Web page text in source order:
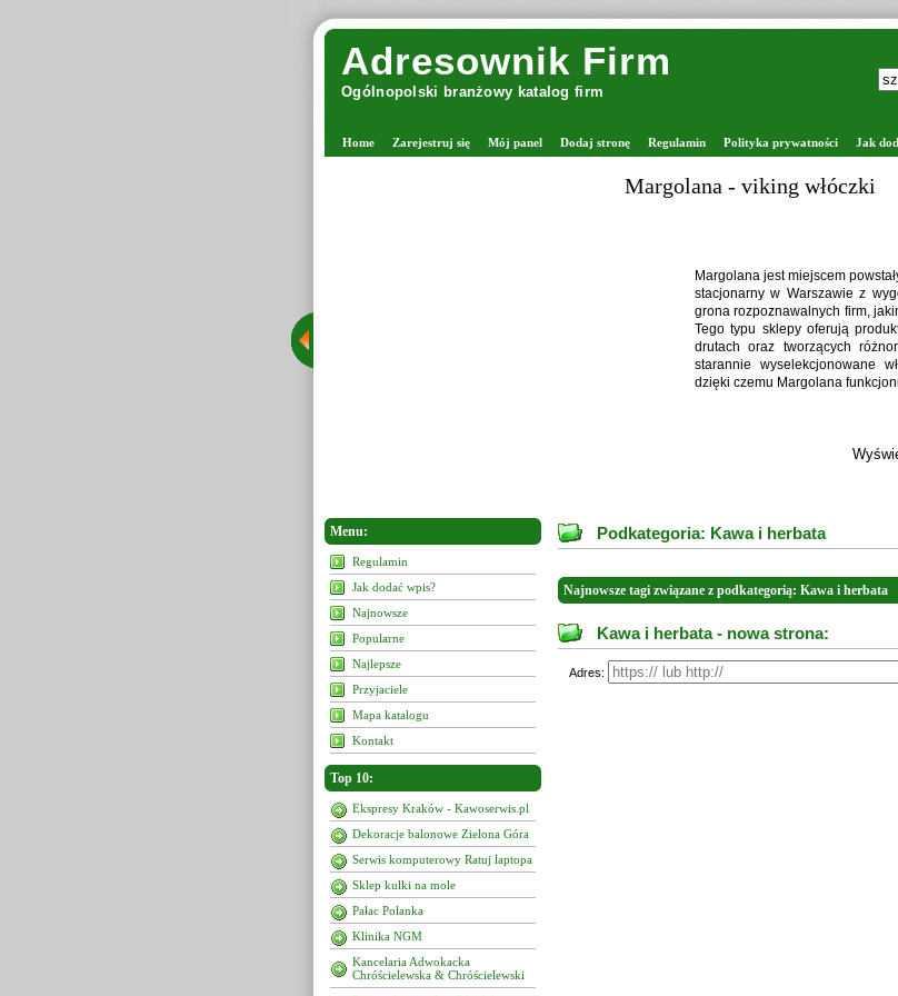
Adresownik Firm
Ogólnopolski branżowy katalog firm
Home Zarejestruj się Mój panel Dodaj stronę Regulamin Polityka prywatności Jak
Margolana - viking włóczki
Margolana jest miejscem
stacjonarny w Warszawie z
grona rozpoznawalnych firm,
Tego typu sklepy oferują
drutach oraz tworzących
starannie wyselekcjonowane
dzięki czemu Margolana
Menu:
Regulamin
Jak dodać wpis?
Najnowsze
Popularne
Najlepsze
Przyjaciele
Mapa katalogu
Kontakt
Top 10:
Ekspresy Kraków - Kawoserwis.pl
Dekoracje balonowe Zielona Góra
Serwis komputerowy Ratuj laptopa
Sklep kulki na mole
Pałac Polanka
Klinika NGM
Kancelaria Adwokacka
Chróścielewska & Chróścielewski
Podkategoria: Kawa i herbata
Najnowsze tagi związane z podkategorią: Kawa i herbata
Kawa i herbata - nowa strona:
Adres: